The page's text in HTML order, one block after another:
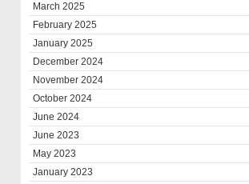
March 2025
February 2025
January 2025
December 2024
November 2024
October 2024
June 2024
June 2023
May 2023
January 2023